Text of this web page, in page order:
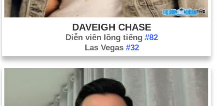
DAVEIGH CHASE
Diễn viên lồng tiếng #82
Las Vegas #32